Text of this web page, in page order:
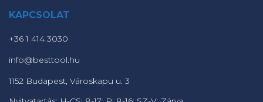
KAPCSOLAT
+36 1 414 3030
info@besttool.hu
1152 Budapest, Városkapu u. 3